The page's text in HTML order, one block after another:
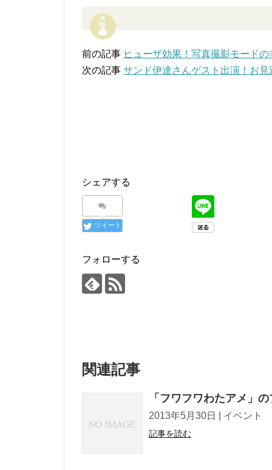
前の記事 ヒューザ効果！写真撮影モード
次の記事 サンド伊達さんゲスト出演！お
シェアする
ツイート
フォローする
関連記事
「フワフワわたアメ」
2013年5月30日 | イベント
記事を読む